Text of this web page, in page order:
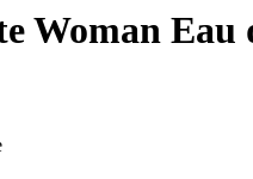
Woman Eau